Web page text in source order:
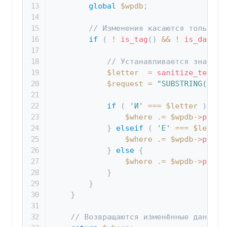
global
$wpdb ;
// Изменения касаются только
if
( ! is_tag ( ) && ! is_date
// Устанавливается
$letter
=
$request = "SUBSTRING(
if ( 'И' === $letter )
$where
.= $wpdb->
}
elseif ( 'Е' === $letter
$where
.= $wpdb->
}
else {
$where
.= $wpdb->
}
}
}
// Возвращаются изменённые данные.